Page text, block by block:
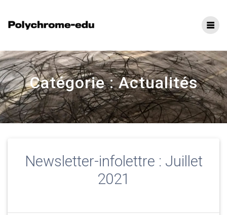
Catégorie :Actualités
Newsletter-infolettre : Juillet
2021